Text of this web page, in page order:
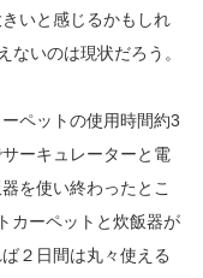
いと感じるかもしれ
ないのは現状だろう。
ペットの使用時間約3
ーキュレーターと電
を使い終わったとこ
カーペットと炊飯器が
２日間は丸々使える